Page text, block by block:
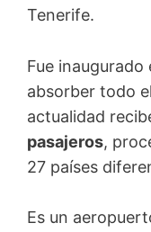
Tenerife.
Fue inaugurado
absorber todo
actualidad
pasajeros,
27 países
Es un